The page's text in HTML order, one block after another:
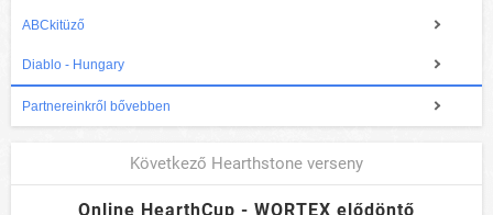
ABCkitüző
Diablo - Hungary
Partnereinkről bővebben
Következő Hearthstone verseny
Online HearthCup - WORTEX elődöntő